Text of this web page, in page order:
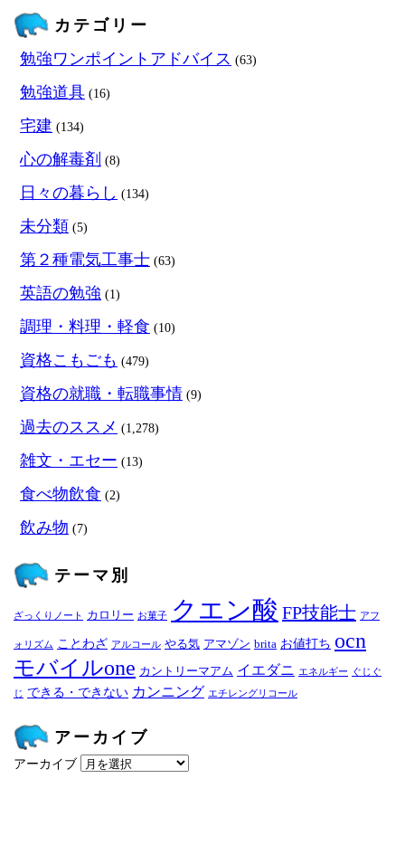
カテゴリー
勉強ワンポイントアドバイス (63)
勉強道具 (16)
宅建 (134)
心の解毒剤 (8)
日々の暮らし (134)
未分類 (5)
第２種電気工事士 (63)
英語の勉強 (1)
調理・料理・軽食 (10)
資格こもごも (479)
資格の就職・転職事情 (9)
過去のススメ (1,278)
雑文・エセー (13)
食べ物飲食 (2)
飲み物 (7)
テーマ別
ざっくりノート カロリー お菓子 クエン酸 FP技能士 アフ
ォリズム ことわざ アルコール やる気 アマゾン brita お値打ち ocn
モバイルone カントリーマアム イエダニ エネルギー ぐじぐ
じ できる・できない カンニング エチレングリコール
アーカイブ
アーカイブ